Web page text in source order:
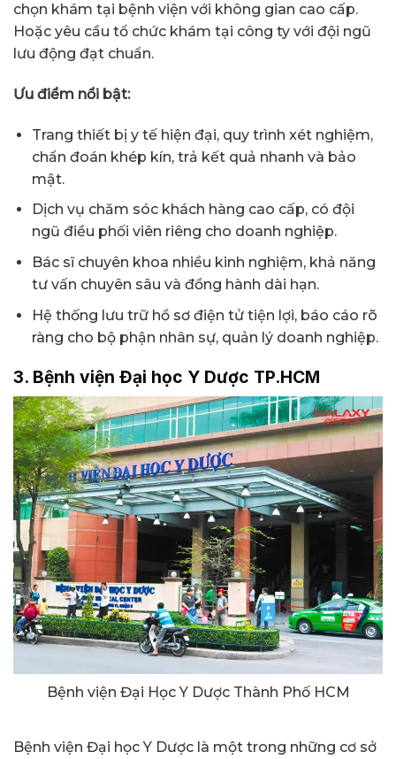
chọn khám tại bệnh viện với không gian cao cấp.
Hoặc yêu cầu tổ chức khám tại công ty với đội ngũ
lưu động đạt chuẩn.
Ưu điểm nổi bật:
Trang thiết bị y tế hiện đại, quy trình xét nghiệm,
chẩn đoán khép kín, trả kết quả nhanh và bảo
mật.
Dịch vụ chăm sóc khách hàng cao cấp, có đội
ngũ điều phối viên riêng cho doanh nghiệp.
Bác sĩ chuyên khoa nhiều kinh nghiệm, khả năng
tư vấn chuyên sâu và đồng hành dài hạn.
Hệ thống lưu trữ hồ sơ điện tử tiện lợi, báo cáo rõ
ràng cho bộ phận nhân sự, quản lý doanh nghiệp.
3. Bệnh viện Đại học Y Dược TP.HCM
Bệnh viện Đại Học Y Dược Thành Phố HCM
Bệnh viện Đại học Y Dược là một trong những cơ sở